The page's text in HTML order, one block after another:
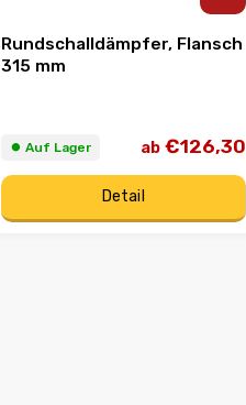
Rundschalldämpfer, Flansch
315 mm
⏺︎ Auf Lager ab€126,30
Detail